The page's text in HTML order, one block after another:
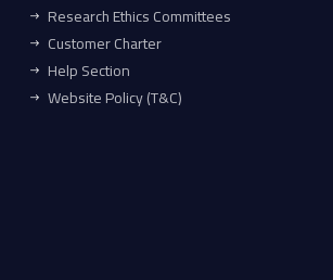
Research Ethics Committees
Customer Charter
Help Section
Website Policy (T&C)